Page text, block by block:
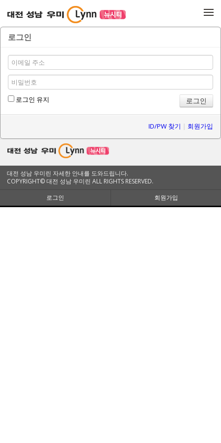
로그인
로그인 유지
ID/PW 찾기 | 회원가입
대전 성남 우미린 자세한 안내를 도와드립니다.
COPYRIGHT© 대전 성남 우미린 ALL RIGHTS RESERVED.
로그인
회원가입